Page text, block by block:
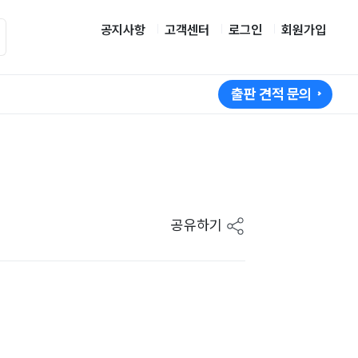
공지사항 고객센터 로그인 회원가입
출판 견적 문의
공유하기